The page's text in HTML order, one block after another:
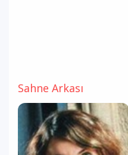
Sahne Arkası